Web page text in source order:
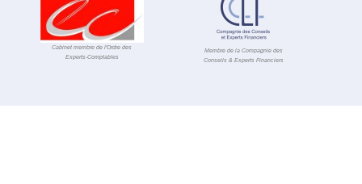
Cabinet membre de l'Ordre des
Experts-Comptables
Membre de la Compagnie des
Conseils & Experts Financiers